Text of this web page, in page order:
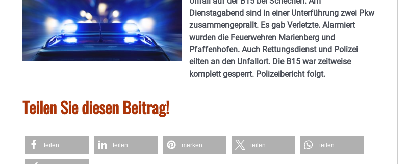
Dienstagabend sind in einer Unterführung zwei Pkw
zusammengeprallt. Es gab Verletzte. Alarmiert
wurden die Feuerwehren Marienberg und
Pfaffenhofen. Auch Rettungsdienst und Polizei
eilten an den Unfallort. Die B15 war zeitweise
komplett gesperrt. Polizeibericht folgt.
Teilen Sie diesen Beitrag!
teilen teilen merken teilen teilen